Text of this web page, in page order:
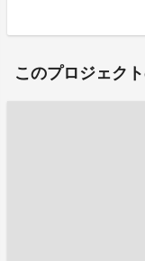
このプロジェク